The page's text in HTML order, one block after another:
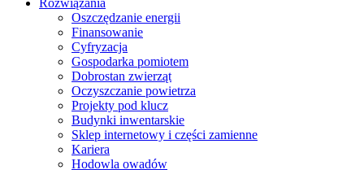
Rozwiązania
​Oszczędzanie energii
Finansowanie
Cyfryzacja
Gospodarka pomiotem
Dobrostan zwierząt
Oczyszczanie powietrza
Projekty pod klucz
Budynki inwentarskie
Sklep internetowy i części zamienne
Kariera
Hodowla owadów